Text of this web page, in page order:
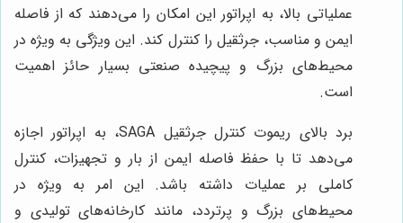
عملیاتی بالا، به اپراتور این امکان را می‌دهند که از فاصله
ایمن و مناسب، جرثقیل را کنترل کند. این ویژگی به ویژه در
محیط‌های بزرگ و پیچیده صنعتی بسیار حائز اهمیت
است.
برد بالای ریموت کنترل جرثقیل SAGA، به اپراتور اجازه
می‌دهد تا با حفظ فاصله ایمن از بار و تجهیزات، کنترل
کاملی بر عملیات داشته باشد. این امر به ویژه در
محیط‌های بزرگ و پرتردد، مانند کارخانه‌های تولیدی و